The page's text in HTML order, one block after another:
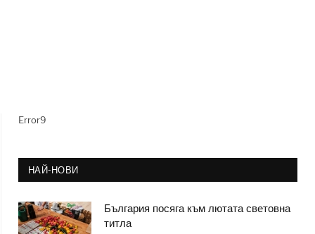
Error9
НАЙ-НОВИ
България посяга към лютата световна
титла